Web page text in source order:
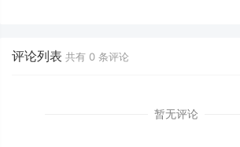
评论列表 共有 0 条评论
暂无评论